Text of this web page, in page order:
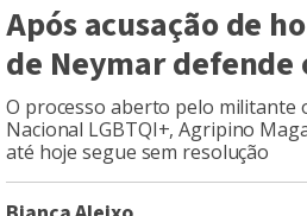
Após acusação de
de Neymar
O processo aberto pelo militante
Nacional LGBTQI+, Agripino
até hoje segue sem resolução